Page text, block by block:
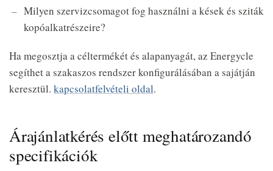
Milyen szervizcsomagot fog használni a kések és sziták
kopóalkatrészeire?
Ha megosztja a céltermékét és alapanyagát, az Energycle
segíthet a szakaszos rendszer konfigurálásában a sajátján
keresztül. kapcsolatfelvételi oldal.
Árajánlatkérés előtt meghatározandó
specifikációk